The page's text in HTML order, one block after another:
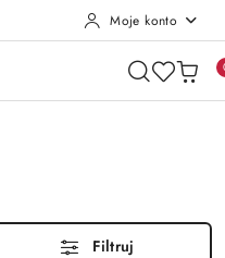
Moje konto
Filtruj